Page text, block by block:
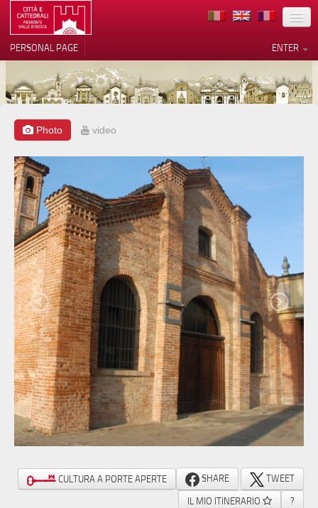
LOCATION
ARCHITECTURE
MUSEUMS
ITINERARIES
EVENTS
HOST
VOLUNTEERS
CONTACTS
PRESS
ENTER
PERSONAL PAGE
Photo video
CULTURA A PORTE APERTE SHARE
TWEET
IL MIO ITINERARIO
?
Notice at collection
Your Privacy Choices